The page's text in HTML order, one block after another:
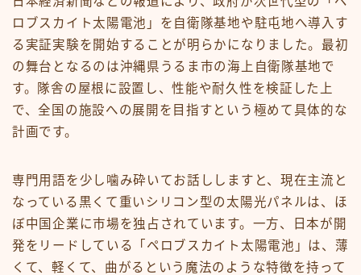
ロブスカイト太陽電池」を自衛隊基地や駐屯地へ導入す
る実証実験を開始することが明らかになりました。最初
の舞台となるのは沖縄県うるま市の海上自衛隊基地で
す。隊舎の屋根に設置し、性能や耐久性を検証した上
で、全国の施設への展開を目指すという極めて具体的な
計画です。
専門用語を少し噛み砕いてお話ししますと、現在主流と
なっている黒くて重いシリコン型の太陽光パネルは、ほ
ぼ中国企業に市場を独占されています。一方、日本が開
発をリードしている「ペロブスカイト太陽電池」は、薄
くて、軽くて、曲がるという魔法のような特徴を持って